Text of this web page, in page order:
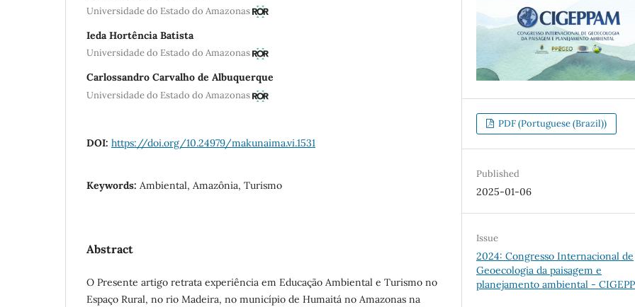
Universidade do Estado do Amazonas
Ieda Hortência Batista
Universidade do Estado do Amazonas
Carlossandro Carvalho de Albuquerque
Universidade do Estado do Amazonas
DOI: https://doi.org/10.24979/makunaima.vi.1531
Keywords: Ambiental, Amazônia, Turismo
Abstract
O Presente artigo retrata experiência em Educação Ambiental e Turismo no
Espaço Rural, no rio Madeira, no município de Humaitá no Amazonas na
PDF (Portuguese (Brazil))
Published
2025-01-06
Issue
2024: Congresso Internacional de
Geoecologia da paisagem e
planejamento ambiental -